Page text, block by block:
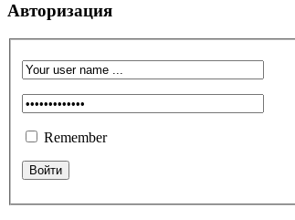
Авторизация
Remember